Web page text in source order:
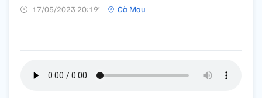
17/05/2023 20:19’ Cà Mau